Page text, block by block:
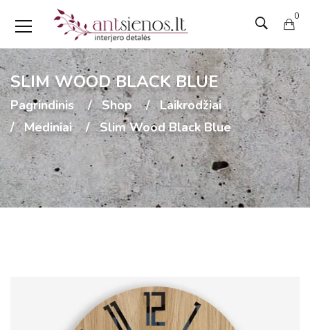
0
SLIM WOOD BLACK BLUE
Pagrindinis Shop
Laikrodžiai
Mediniai
Slim Wood Black Blue